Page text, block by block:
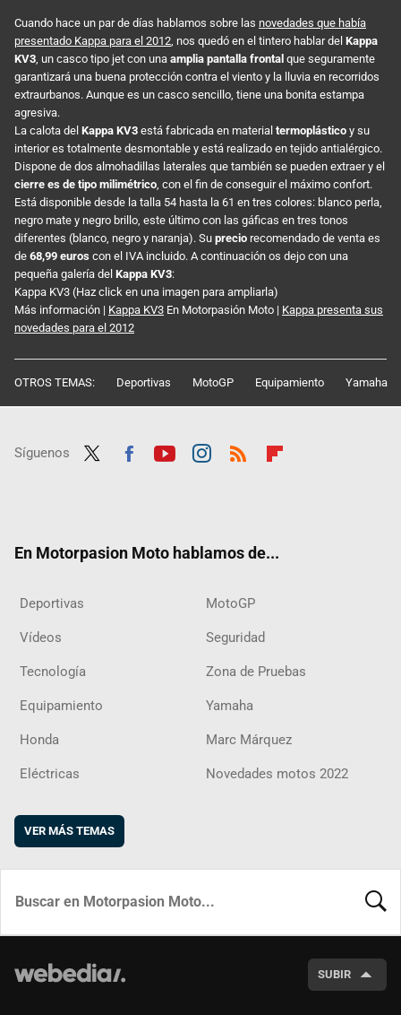
Cuando hace un par de días hablamos sobre las novedades que había
presentado Kappa para el 2012 , nos quedó en el tintero hablar del Kappa
KV3 , un casco tipo jet con una amplia pantalla frontal que seguramente
garantizará una buena protección contra el viento y la lluvia en recorridos
extraurbanos. Aunque es un casco sencillo, tiene una bonita estampa
agresiva.
La calota del Kappa KV3 está fabricada en material termoplástico y su
interior es totalmente desmontable y está realizado en tejido antialérgico.
Dispone de dos almohadillas laterales que también se pueden extraer y el
cierre es de tipo milimétrico , con el fin de conseguir el máximo confort.
Está disponible desde la talla 54 hasta la 61 en tres colores: blanco perla,
negro mate y negro brillo, este último con las gáficas en tres tonos
diferentes (blanco, negro y naranja). Su precio recomendado de venta es
de 68,99 euros con el IVA incluido. A continuación os dejo con una
pequeña galería del Kappa KV3:
Kappa KV3 (Haz click en una imagen para ampliarla)
Más información | Kappa KV3 En Motorpasión Moto | Kappa presenta sus
novedades para el 2012
OTROS TEMAS: Deportivas MotoGP Equipamiento Yamaha
Síguenos
En Motorpasion Moto hablamos de...
Deportivas MotoGP
Vídeos Seguridad
Tecnología Zona de Pruebas
Equipamiento Yamaha
Honda Marc Márquez
Eléctricas Novedades motos 2022
VER MÁS TEMAS
SUBIR